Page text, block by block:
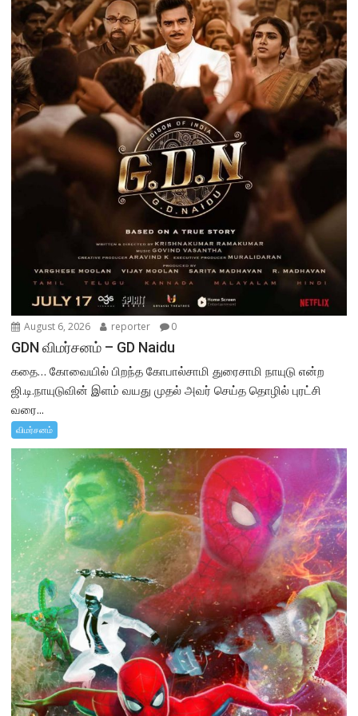
August 6, 2026 reporter 0
GDN விமர்சனம் – GD Naidu
கதை… கோவையில் பிறந்த கோபால்சாமி துரைசாமி நாயுடு என்ற
ஜி.டி.நாயுடுவின் இளம் வயது முதல் அவர் செய்த தொழில் புரட்சி
வரை...
விமர்சனம்